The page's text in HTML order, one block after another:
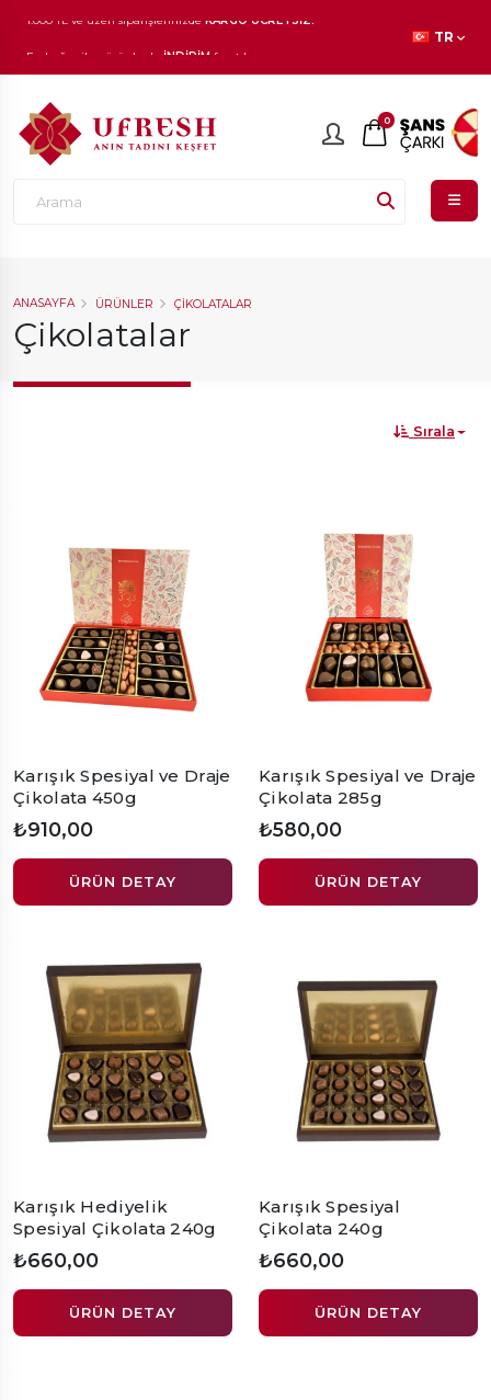
En beğenilen ürünlerdeİNDİRİMfırsatı!
TR
0
ANASAYFA ÜRÜNLER ÇIKOLATALAR
Çikolatalar
Sırala
Karışık Spesiyal ve Draje
Çikolata 450g
₺910,00
ÜRÜN DETAY
Karışık Spesiyal ve Draje
Çikolata 285g
₺580,00
ÜRÜN DETAY
Karışık Hediyelik
Spesiyal Çikolata 240g
₺660,00
ÜRÜN DETAY
Karışık Spesiyal
Çikolata 240g
₺660,00
ÜRÜN DETAY